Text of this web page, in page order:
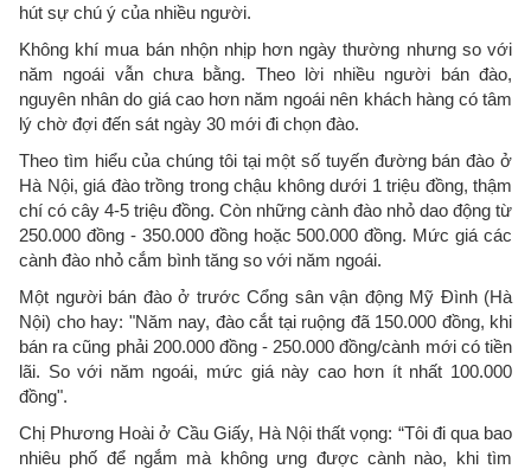
hút sự chú ý của nhiều người.
Không khí mua bán nhộn nhịp hơn ngày thường nhưng so với
năm ngoái vẫn chưa bằng. Theo lời nhiều người bán đào,
nguyên nhân do giá cao hơn năm ngoái nên khách hàng có tâm
lý chờ đợi đến sát ngày 30 mới đi chọn đào.
Theo tìm hiểu của chúng tôi tại một số tuyến đường bán đào ở
Hà Nội, giá đào trồng trong chậu không dưới 1 triệu đồng, thậm
chí có cây 4-5 triệu đồng. Còn những cành đào nhỏ dao động từ
250.000 đồng - 350.000 đồng hoặc 500.000 đồng. Mức giá các
cành đào nhỏ cắm bình tăng so với năm ngoái.
Một người bán đào ở trước Cổng sân vận động Mỹ Đình (Hà
Nội) cho hay: "Năm nay, đào cắt tại ruộng đã 150.000 đồng, khi
bán ra cũng phải 200.000 đồng - 250.000 đồng/cành mới có tiền
lãi. So với năm ngoái, mức giá này cao hơn ít nhất 100.000
đồng".
Chị Phương Hoài ở Cầu Giấy, Hà Nội thất vọng: “Tôi đi qua bao
nhiêu phố để ngắm mà không ưng được cành nào, khi tìm